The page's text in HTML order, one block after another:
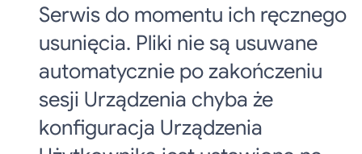
Serwis do momentu ich ręcznego
usunięcia. Pliki nie są usuwane
automatycznie po zakończeniu
sesji Urządzenia chyba że
konfiguracja Urządzenia